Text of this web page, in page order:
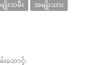
ျိုးသမီး အမျိုးသား
ထောင့်၊